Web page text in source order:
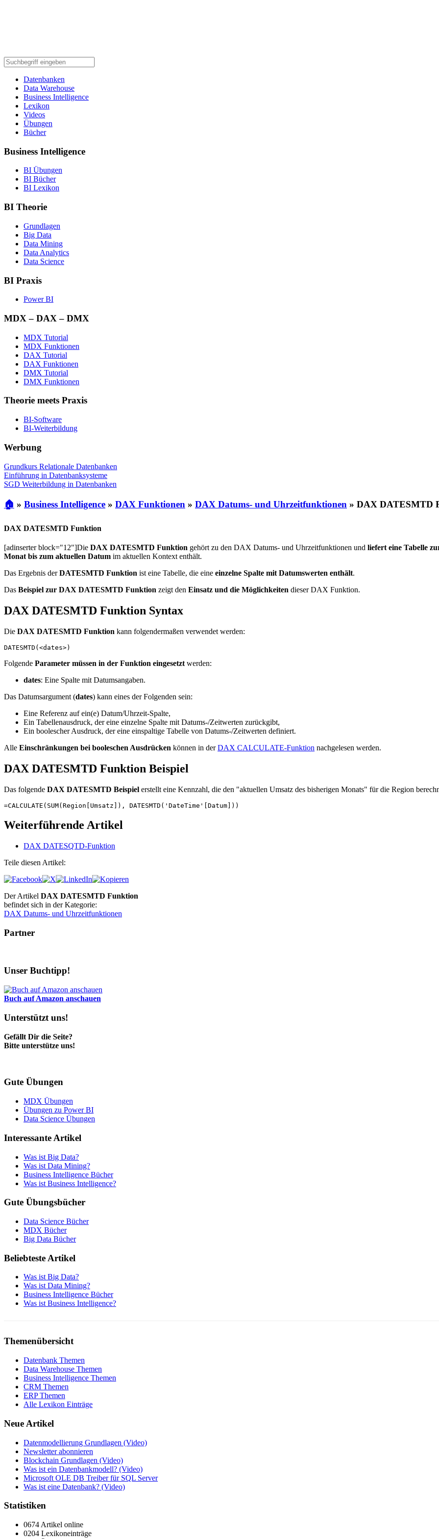
Datenbanken
Data Warehouse
Business Intelligence
Lexikon
Videos
Übungen
Bücher
Business Intelligence
BI Übungen
BI Bücher
BI Lexikon
BI Theorie
Grundlagen
Big Data
Data Mining
Data Analytics
Data Science
BI Praxis
Power BI
MDX – DAX – DMX
MDX Tutorial
MDX Funktionen
DAX Tutorial
DAX Funktionen
DMX Tutorial
DMX Funktionen
Theorie meets Praxis
BI-Software
BI-Weiterbildung
Werbung
Grundkurs Relationale Datenbanken
Einführung in Datenbanksysteme
SGD Weiterbildung in Datenbanken
🏠 » Business Intelligence » DAX Funktionen » DAX Datums- und Uhrzeitfunktionen » DAX DATESMTD
DAX DATESMTD Funktion
[adinserter block="12"]Die DAX DATESMTD Funktion gehört zu den DAX Datums- und Uhrzeitfunktionen und liefert eine Tabelle
Monat bis zum aktuellen Datum im aktuellen Kontext enthält.
Das Ergebnis derDATESMTD Funktion ist eine Tabelle, die eine einzelne Spalte mit Datumswerten enthält.
Das Beispiel zur DAX DATESMTD Funktion zeigt den Einsatz und die Möglichkeiten dieser DAX Funktion.
DAX DATESMTD Funktion Syntax
Die DAX DATESMTD Funktion kann folgendermaßen verwendet werden:
DATESMTD(<dates>)
Folgende Parameter müssen in der Funktion eingesetzt werden:
dates: Eine Spalte mit Datumsangaben.
Das Datumsargument (dates) kann eines der Folgenden sein:
Eine Referenz auf ein(e) Datum/Uhrzeit-Spalte,
Ein Tabellenausdruck, der eine einzelne Spalte mit Datums-/Zeitwerten zurückgibt,
Ein boolescher Ausdruck, der eine einspaltige Tabelle von Datums-/Zeitwerten definiert.
Alle Einschränkungen bei booleschen Ausdrücken können in derDAX CALCULATE-Funktion nachgelesen werden.
DAX DATESMTD Funktion Beispiel
Das folgende DAX DATESMTD Beispiel erstellt eine Kennzahl, die den "aktuellen Umsatz des bisherigen Monats" für die Region
=CALCULATE(SUM(Region[Umsatz]), DATESMTD('DateTime'[Datum]))
Weiterführende Artikel
DAX DATESQTD-Funktion
Teile diesen Artikel:
Der Artikel DAX DATESMTD Funktion
befindet sich in der Kategorie:
DAX Datums- und Uhrzeitfunktionen
Partner
Unser Buchtipp!
Buch auf Amazon anschauen
Unterstützt uns!
Gefällt Dir die Seite?
Bitte unterstütze uns!
Gute Übungen
MDX Übungen
Übungen zu Power BI
Data Science Übungen
Interessante Artikel
Was ist Big Data?
Was ist Data Mining?
Business Intelligence Bücher
Was ist Business Intelligence?
Gute Übungsbücher
Data Science Bücher
MDX Bücher
Big Data Bücher
Beliebteste Artikel
Was ist Big Data?
Was ist Data Mining?
Business Intelligence Bücher
Was ist Business Intelligence?
Themenübersicht
Datenbank Themen
Data Warehouse Themen
Business Intelligence Themen
CRM Themen
ERP Themen
Alle Lexikon Einträge
Neue Artikel
Datenmodellierung Grundlagen (Video)
Newsletter abonnieren
Blockchain Grundlagen (Video)
Was ist ein Datenbankmodell? (Video)
Microsoft OLE DB Treiber für SQL Server
Was ist eine Datenbank? (Video)
Statistiken
0674 Artikel online
0204 Lexikoneinträge